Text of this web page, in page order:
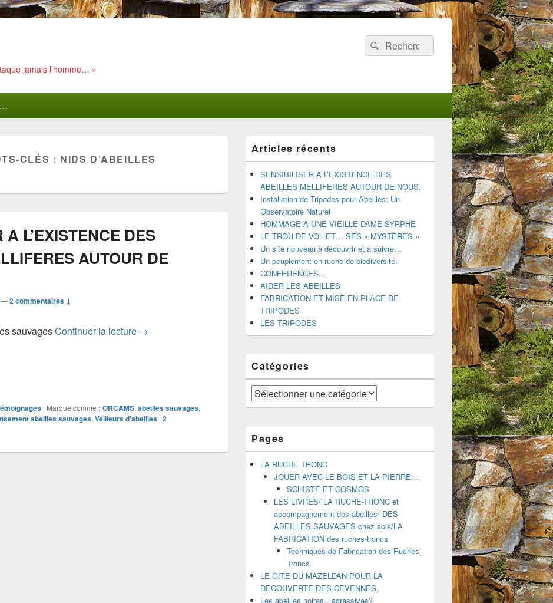
jamais l’homme… »
Recherche :
Rechercher
CLÉS : NIDS D’ABEILLES
L’EXISTENCE DES
AUTOUR DE
—2 commentaires ↓
sauvagesContinuer la lecture SENSIBILISER A L’EXISTENCE DES ABEILLES MELLIFERES AUTOUR DE NOUS.
→
| Marqué comme ; ORCAMS, abeilles sauvages,
abeilles sauvages, Veilleurs d'abeilles | 2
principale
de
widget
barre
latérale
Articles récents
SENSIBILISER A L’EXISTENCE DES
ABEILLES MELLIFERES AUTOUR DE NOUS.
Installation de Tripodes pour Abeilles: Un
Observatoire Naturel
HOMMAGE A UNE VIEILLE DAME SYRPHE
LE TROU DE VOL ET… SES « MYSTÈRES »
Un site nouveau à découvrir et à suivre…
Un peuplement en ruche de biodiversité.
CONFERENCES…
AIDER LES ABEILLES
FABRICATION ET MISE EN PLACE DE
TRIPODES
LES TRIPODES
Catégories
Catégories
Pages
LA RUCHE TRONC
JOUER AVEC LE BOIS ET LA PIERRE…
SCHISTE ET COSMOS
LES LIVRES/ LA RUCHE-TRONC et
accompagnement des abeilles/ DES
ABEILLES SAUVAGES chez sois/LA
FABRICATION des ruches-troncs
Techniques de Fabrication des Ruches-
Troncs
LE GITE DU MAZELDAN POUR LA
DECOUVERTE DES CEVENNES.
Les abeilles noires…agressives?